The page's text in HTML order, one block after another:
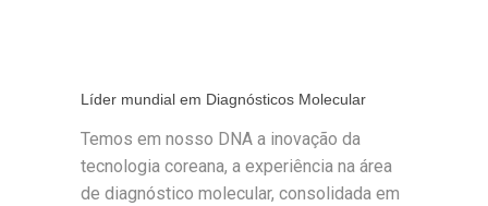
Líder mundial em Diagnósticos Molecular
Temos em nosso DNA a inovação da
tecnologia coreana, a experiência na área
de diagnóstico molecular, consolidada em